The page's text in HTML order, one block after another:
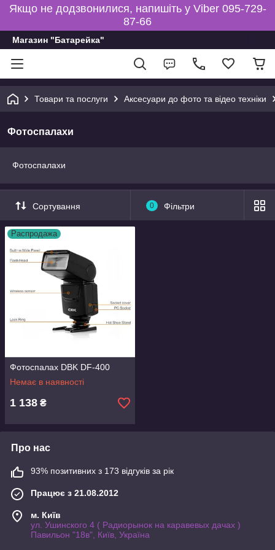
Якщо не додзвонилися, напишіть у Viber 095-729-
87-66
Магазин "Батарейка"
Товари та послуги Аксесуари до фото та відео техніки
Фотоспалахи
Фотоспалахи
Сортування 0 Фільтри
Распродажа
Фотоспалах DBK DF-400
Немає в наявності
1 138 ₴
Про нас
93% позитивних з 173 відгуків за рік
Працює з 21.08.2012
м. Київ
ул. Ушинского 4 ( Радиорынок на каравевых дачах )
Павильон "18в", Київ, Україна